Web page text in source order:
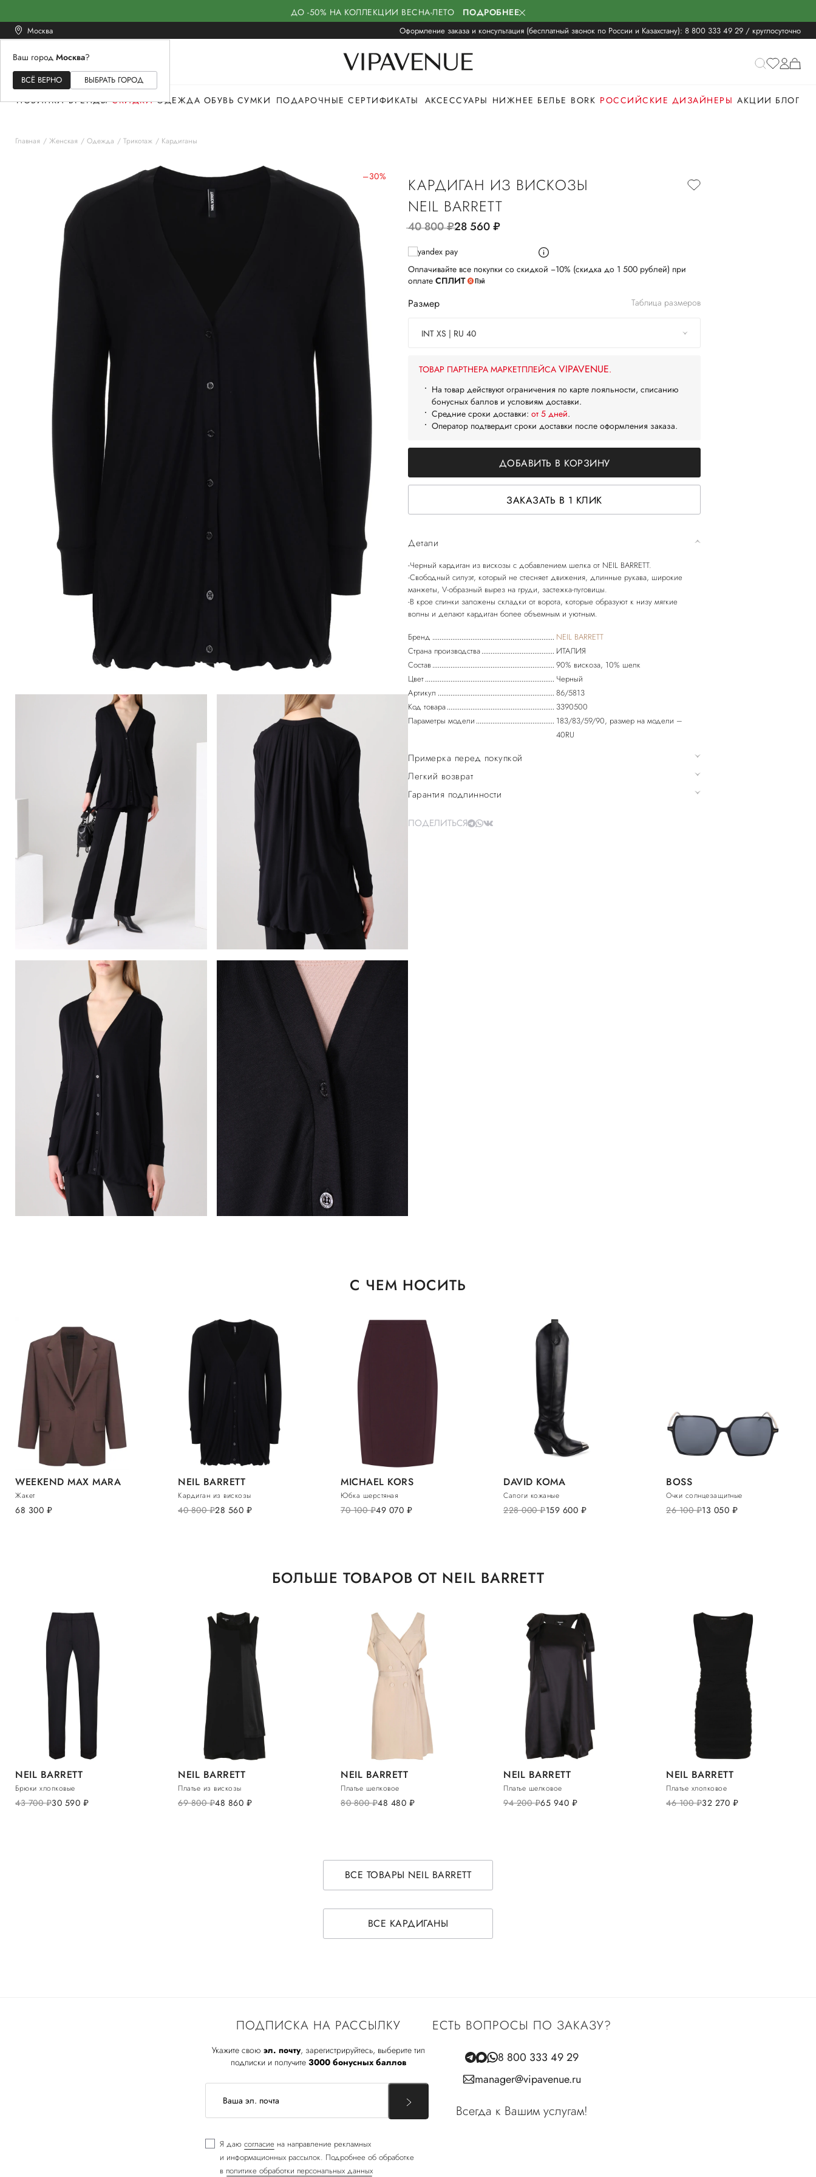
ДО -50% НА КОЛЛЕКЦИИ ВЕСНА-ЛЕТО ПОДРОБНЕЕ
Москва Оформление заказа и консультация (бесплатный звонок по России и Казахстану): 8 800 333 49 29 / круглосуточно
Ваш город Москва?
ВСЁ ВЕРНО ВЫБРАТЬ ГОРОД
ЖЕНСКОЕМУЖСКОЕ
НОВИНКИ БРЕНДЫ СКИДКИ ОДЕЖДА ОБУВЬ СУМКИ ПОДАРОЧНЫЕ СЕРТИФИКАТЫ АКСЕССУАРЫ НИЖНЕЕ БЕЛЬЕ BORK РОССИЙСКИЕ ДИЗАЙНЕРЫ АКЦИИ БЛОГ
Главная Женская Одежда Трикотаж Кардиганы
–30%
КАРДИГАН ИЗ ВИСКОЗЫ
NEIL BARRETT
40 800руб.28 560руб.
Оплачивайте все покупки со скидкой −10% (скидка до 1 500 рублей) при
оплате СПЛИТ
Размер Таблица размеров
INT XS | RU 40
ТОВАР ПАРТНЕРА МАРКЕТПЛЕЙСА VIPAVENUE.
На товар действуют ограничения по карте лояльности, списанию
бонусных баллов и условиям доставки.
Средние сроки доставки: от 5 дней.
Оператор подтвердит сроки доставки после оформления заказа.
ДОБАВИТЬ В КОРЗИНУ
ЗАКАЗАТЬ В 1 КЛИК
Детали
-Черный кардиган из вискозы с добавлением шелка от NEIL BARRETT.
-Свободный силуэт, который не стесняет движения, длинные рукава, широкие
манжеты, V-образный вырез на груди, застежка-пуговицы.
-В крое спинки заложены складки от ворота, которые образуют к низу мягкие
Бренд
NEIL BARRETT
Страна производства
ИТАЛИЯ
Состав
90% вискоза, 10% шелк
Цвет
Черный
Артикул
86/5813
Код товара
3390500
Параметры модели
183/83/59/90, размер на модели –
40RU
Примерка перед покупкой
Легкий возврат
Гарантия подлинности
ПОДЕЛИТЬСЯ
С ЧЕМ НОСИТЬ
WEEKEND MAX MARA
Жакет
68 300 руб.
NEIL BARRETT
Кардиган из вискозы
40 800руб.28 560 руб.
MICHAEL KORS
Юбка шерстяная
70 100руб.49 070 руб.
DAVID KOMA
Сапоги кожаные
228 000руб.159 600 руб.
BOSS
Очки солнцезащитные
26 100руб.13 050 руб.
БОЛЬШЕ ТОВАРОВ ОТ NEIL BARRETT
NEIL BARRETT
Брюки хлопковые
43 700руб.30 590 руб.
NEIL BARRETT
Платье из вискозы
69 800руб.48 860 руб.
NEIL BARRETT
Платье шелковое
80 800руб.48 480 руб.
NEIL BARRETT
Платье шелковое
94 200руб.65 940 руб.
NEIL BARRETT
Платье хлопковое
46 100руб.32 270 руб.
ВСЕ ТОВАРЫ NEIL BARRETT
ВСЕ КАРДИГАНЫ
ПОДПИСКА НА РАССЫЛКУ
Укажите свою эл. почту, зарегистрируйтесь, выберите тип
подписки и получите 3000 бонусных баллов
Я даю согласие на направление рекламных
и информационных рассылок. Подробнее об обработке
в политике обработки персональных данных
ЕСТЬ ВОПРОСЫ ПО ЗАКАЗУ?
8 800 333 49 29
manager@vipavenue.ru
Всегда к Вашим услугам!